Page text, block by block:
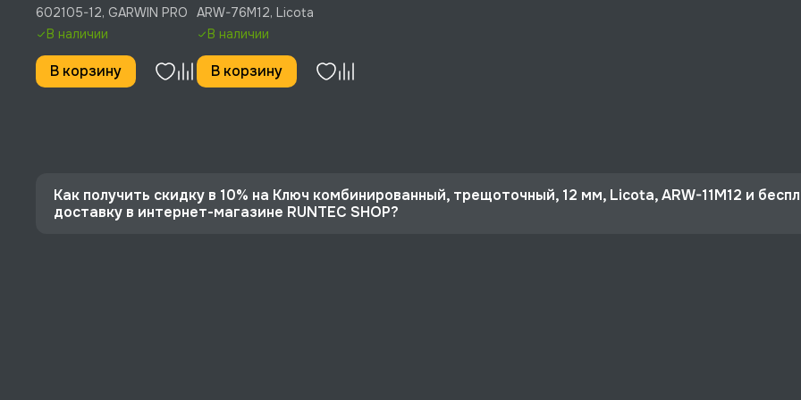
GARWIN PRO, 602105-12
602105-12, GARWIN PRO
В наличии
В корзину
Licota, ARW-76M12
ARW-76M12, Licota
В наличии
В корзину
Как получить скидку в 10% на Ключ комбинированный, трещоточный, 12 мм, Licota, ARW-11M12 и
доставку в интернет-магазине RUNTEC SHOP?